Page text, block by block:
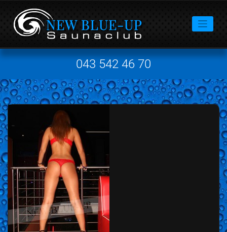
043 542 46 70